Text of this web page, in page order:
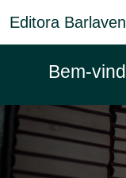
Editora
Bem-